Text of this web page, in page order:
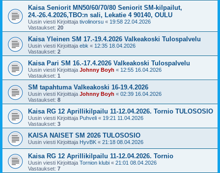
Kaisa Seniorit MN50/60/70/80 Seniorit SM-kilpailut,
24.-26.4.2026,TBO:n sali, Lekatie 4 90140, OULU
Uusin viesti Kirjoittaja tivolinorsu « 19:58 22.04.2026
Vastaukset: 20
Kaisa Yleinen SM 17.-19.4.2026 Valkeakoski Tulospalvelu
Uusin viesti Kirjoittaja ebk « 12:35 18.04.2026
Vastaukset: 2
Kaisa Pari SM 16.-17.4.2026 Valkeakoski Tulospalvelu
Uusin viesti Kirjoittaja Johnny Boyh « 12:55 16.04.2026
Vastaukset: 1
SM tapahtuma Valkeakoski 16-19.4.2026
Uusin viesti Kirjoittaja Johnny Boyh « 02:39 16.04.2026
Vastaukset: 8
Kaisa RG 12 Aprillikilpailu 11-12.04.2026. Tornio TULOSOSIO
Uusin viesti Kirjoittaja Puhveli « 19:21 11.04.2026
Vastaukset: 3
KAISA NAISET SM 2026 TULOSOSIO
Uusin viesti Kirjoittaja HyvBK « 21:18 08.04.2026
Kaisa RG 12 Aprillikilpailu 11-12.04.2026. Tornio
Uusin viesti Kirjoittaja Tornion klubi « 21:01 08.04.2026
Vastaukset: 7